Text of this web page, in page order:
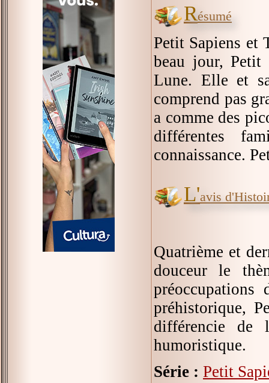
Résumé
Petit Sapiens et
beau jour, Petit
Lune. Elle et
comprend pas
a comme des
différentes
connaissance.
L'avis
Quatrième et
douceur le
préhistorique,
différencie
humoristique.
Série : Petit